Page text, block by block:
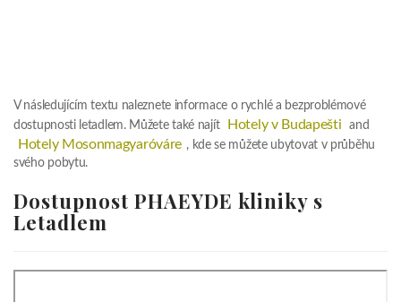
V následujícím textu naleznete informace o rychlé a bezproblémové
dostupnosti letadlem. Můžete také najít
Hotely v Budapešti and
Hotely Mosonmagyaróváre , kde se můžete ubytovat v průběhu
svého pobytu.
Dostupnost PHAEYDE kliniky s
Letadlem